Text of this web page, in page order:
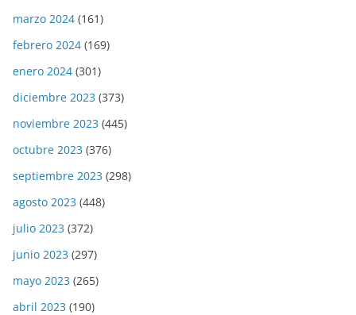
marzo 2024 (161)
febrero 2024 (169)
enero 2024 (301)
diciembre 2023 (373)
noviembre 2023 (445)
octubre 2023 (376)
septiembre 2023 (298)
agosto 2023 (448)
julio 2023 (372)
junio 2023 (297)
mayo 2023 (265)
abril 2023 (190)